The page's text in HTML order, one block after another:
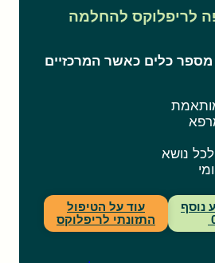
לריפלוקס להחלמה
כלים כאשר המרכזיים
נושא
נוסף
עוד על הטיפול
התזונתי לריפלוקס